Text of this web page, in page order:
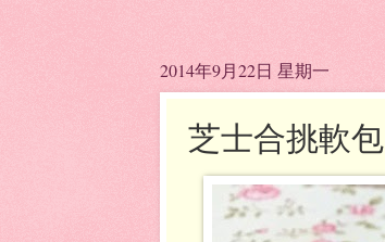
2014年9月22日 星期一
芝士合挑軟包